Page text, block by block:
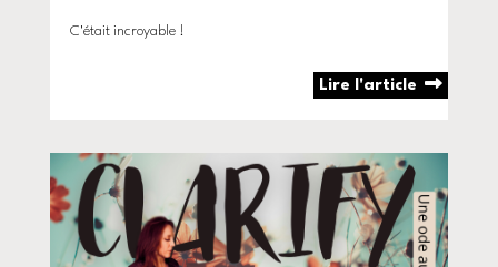
C'était incroyable !
Lire l'article